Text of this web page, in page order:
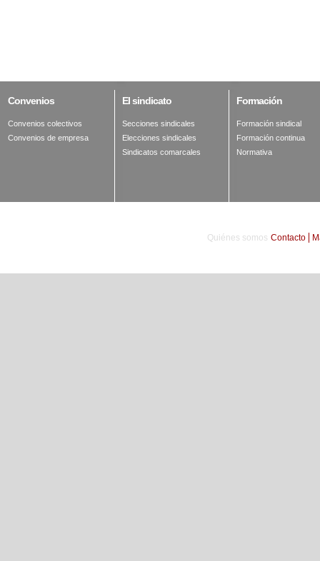
Convenios
Convenios colectivos
Convenios de empresa
Elsindicato
Secciones sindicales
Elecciones sindicales
Sindicatos comarcales
Formación
Formación sindical
Formación continua
Normativa
Quiénes somos Contacto